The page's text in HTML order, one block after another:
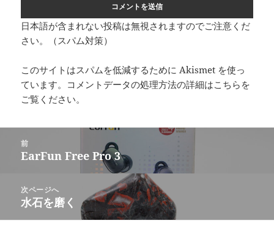
日本語が含まれない投稿は無視されますのでご注意くだ
さい。（スパム対策）
このサイトはスパムを低減するために Akismet を使っ
ています。 コメントデータの処理方法の詳細はこちらを
ご覧ください。
シ
前
前
投
稿:
EarFun Free Pro 3
次ページへ
次
水石を磨く